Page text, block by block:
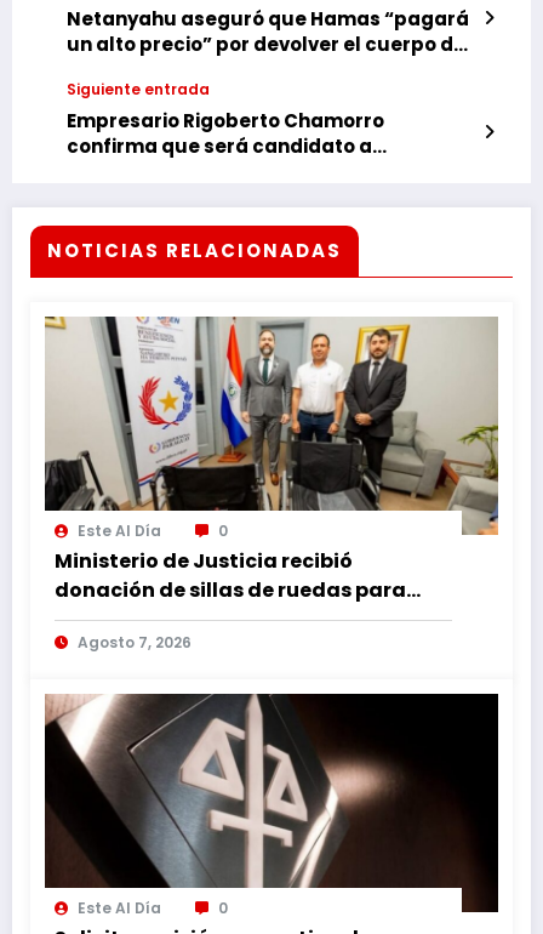
Netanyahu aseguró que Hamas “pagará
un alto precio” por devolver el cuerpo de
Siguiente entrada
Empresario Rigoberto Chamorro
confirma que será candidato a
NOTICIAS RELACIONADAS
Este Al Día 0
Ministerio de Justicia recibió
donación de sillas de ruedas para
internos vulnerables
Agosto 7, 2026
Este Al Día 0